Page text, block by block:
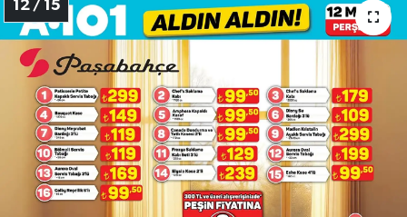
12 / 15